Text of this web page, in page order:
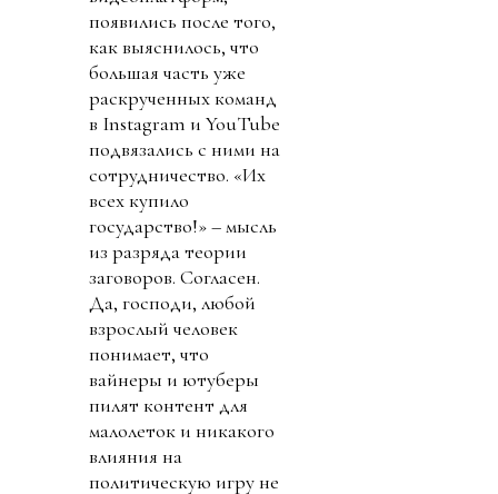
появились после того,
как выяснилось, что
большая часть уже
раскрученных команд
в Instagram и YouTube
подвязались с ними на
сотрудничество. «Их
всех купило
государство!» – мысль
из разряда теории
заговоров. Согласен.
Да, господи, любой
взрослый человек
понимает, что
вайнеры и ютуберы
пилят контент для
малолеток и никакого
влияния на
политическую игру не